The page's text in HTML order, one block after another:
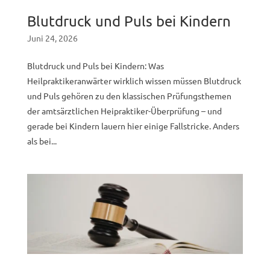
Blutdruck und Puls bei Kindern
Juni 24, 2026
Blutdruck und Puls bei Kindern: Was
Heilpraktikeranwärter wirklich wissen müssen Blutdruck
und Puls gehören zu den klassischen Prüfungsthemen
der amtsärztlichen Heipraktiker-Überprüfung – und
gerade bei Kindern lauern hier einige Fallstricke. Anders
als bei...